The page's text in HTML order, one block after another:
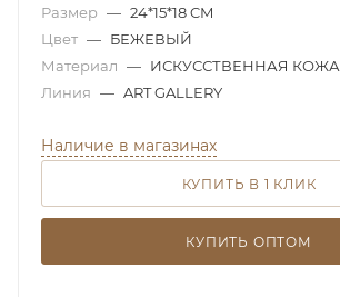
Размер — 24*15*18 CM
Цвет — БЕЖЕВЫЙ
Материал — ИСКУССТВЕННАЯ КОЖА
Линия — ART GALLERY
Наличие в магазинах
КУПИТЬ В 1 КЛИК
КУПИТЬ ОПТОМ